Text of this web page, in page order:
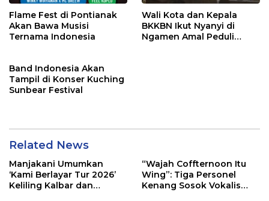
Flame Fest di Pontianak
Akan Bawa Musisi
Ternama Indonesia
Wali Kota dan Kepala
BKKBN Ikut Nyanyi di
Ngamen Amal Peduli
Band Indonesia Akan
Tampil di Konser Kuching
Sunbear Festival
Related News
Manjakani Umumkan
‘Kami Berlayar Tur 2026’
Keliling Kalbar dan
“Wajah Coffternoon Itu
Wing”: Tiga Personel
Kenang Sosok Vokalis